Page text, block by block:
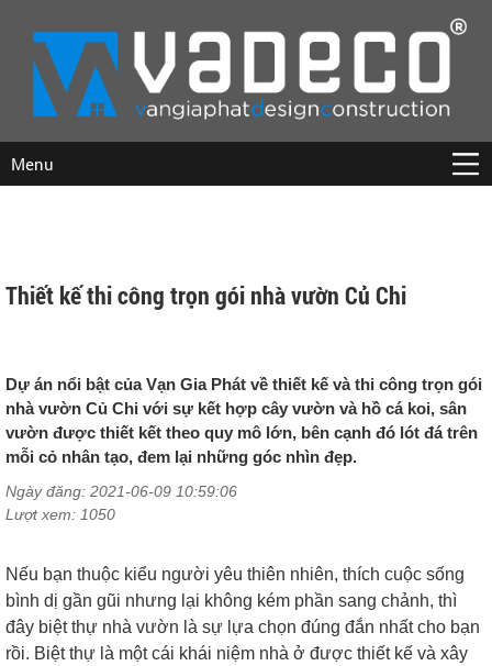
Menu
Thiết kế thi công trọn gói nhà vườn Củ Chi
Dự án nổi bật của Vạn Gia Phát về thiết kế và thi công trọn gói
nhà vườn Củ Chi với sự kết hợp cây vườn và hồ cá koi, sân
vườn được thiết kết theo quy mô lớn, bên cạnh đó lót đá trên
mỗi cỏ nhân tạo, đem lại những góc nhìn đẹp.
Ngày đăng: 2021-06-09 10:59:06
Lượt xem: 1050
Nếu bạn thuộc kiểu người yêu thiên nhiên, thích cuộc sống
bình dị gần gũi nhưng lại không kém phần sang chảnh, thì
đây biệt thự nhà vườn là sự lựa chọn đúng đắn nhất cho bạn
rồi. Biệt thự là một cái khái niệm nhà ở được thiết kế và xây